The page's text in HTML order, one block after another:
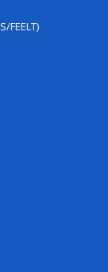
FEELT)